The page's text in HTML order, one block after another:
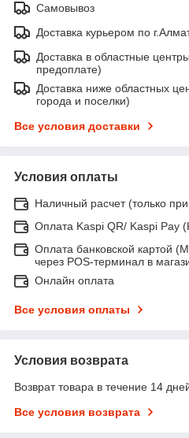
Самовывоз
Доставка курьером по
Доставка в областные
предоплате)
Доставка ниже областных
города и поселки)
Все условия доставки
Условия оплаты
Наличный расчет (только
Оплата Kaspi QR/ Kaspi Pay
Оплата банковской картой
через POS-терминал в
Онлайн оплата
Все условия оплаты
Условия возврата
Возврат товара в течение 14
Все условия возврата